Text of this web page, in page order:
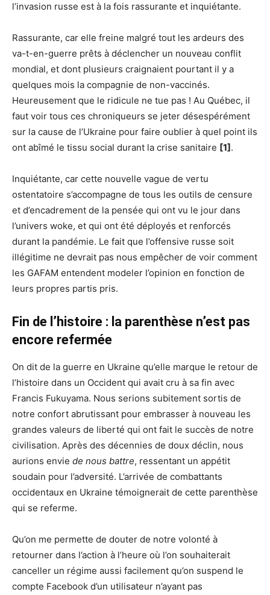
l’invasion russe est à la fois rassurante et inquiétante.
Rassurante, car elle freine malgré tout les ardeurs des
va-t-en-guerre prêts à déclencher un nouveau conflit
mondial, et dont plusieurs craignaient pourtant il y a
quelques mois la compagnie de non-vaccinés.
Heureusement que le ridicule ne tue pas ! Au Québec, il
faut voir tous ces chroniqueurs se jeter désespérément
sur la cause de l’Ukraine pour faire oublier à quel point ils
ont abîmé le tissu social durant la crise sanitaire [1].
Inquiétante, car cette nouvelle vague de vertu
ostentatoire s’accompagne de tous les outils de censure
et d’encadrement de la pensée qui ont vu le jour dans
l’univers woke, et qui ont été déployés et renforcés
durant la pandémie. Le fait que l’offensive russe soit
illégitime ne devrait pas nous empêcher de voir comment
les GAFAM entendent modeler l’opinion en fonction de
leurs propres partis pris.
Fin de l’histoire : la parenthèse n’est pas
encore refermée
On dit de la guerre en Ukraine qu’elle marque le retour de
l’histoire dans un Occident qui avait cru à sa fin avec
Francis Fukuyama. Nous serions subitement sortis de
notre confort abrutissant pour embrasser à nouveau les
grandes valeurs de liberté qui ont fait le succès de notre
civilisation. Après des décennies de doux déclin, nous
aurions envie de nous battre, ressentant un appétit
soudain pour l’adversité. L’arrivée de combattants
occidentaux en Ukraine témoignerait de cette parenthèse
qui se referme.
Qu’on me permette de douter de notre volonté à
retourner dans l’action à l’heure où l’on souhaiterait
canceller un régime aussi facilement qu’on suspend le
compte Facebook d’un utilisateur n’ayant pas